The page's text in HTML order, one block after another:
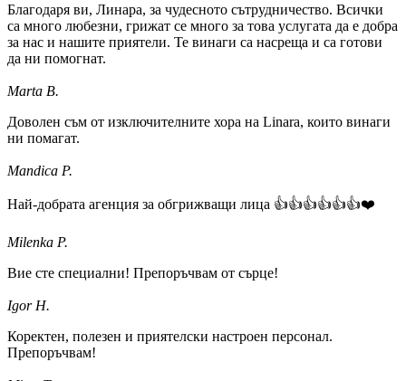
Благодаря ви, Линара, за чудесното сътрудничество. Всички
са много любезни, грижат се много за това услугата да е добра
за нас и нашите приятели. Те винаги са насреща и са готови
да ни помогнат.
Marta B.
Доволен съм от изключителните хора на Linara, които винаги
ни помагат.
Mandica P.
Най-добрата агенция за обгрижващи лица 👍👍👍👍👍👍❤️
Milenka P.
Вие сте специални! Препоръчвам от сърце!
Igor H.
Коректен, полезен и приятелски настроен персонал.
Препоръчвам!